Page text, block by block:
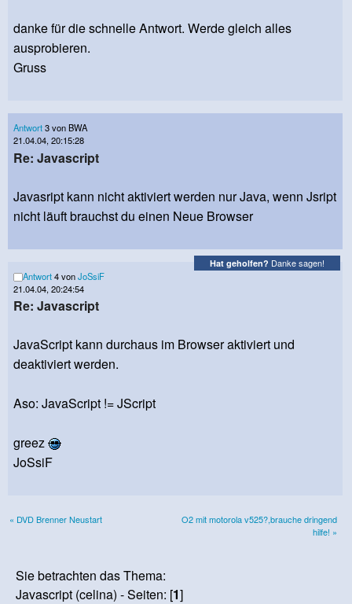
danke für die schnelle Antwort. Werde gleich alles
ausprobieren.
Gruss
Antwort3 von BWA
21.04.04, 20:15:28
Re: Javascript
Javasript kann nicht aktiviert werden nur Java, wenn Jsript
nicht läuft brauchst du einen Neue Browser
Hat geholfen? Danke sagen!
Antwort4 vonJoSsiF
21.04.04, 20:24:54
Re: Javascript
JavaScript kann durchaus im Browser aktiviert und
deaktiviert werden.
Aso: JavaScript != JScript
greez
JoSsiF
« DVD Brenner Neustart
O2 mit motorola v525?,brauche dringend
hilfe! »
Sie betrachten das Thema:
Javascript (celina) - Seiten: [1]